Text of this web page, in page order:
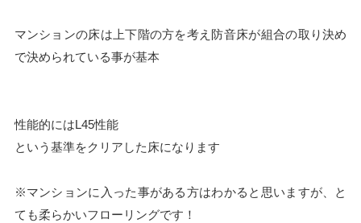
マンションの床は上下階の方を考え防音床が組合の取り決め
で決められている事が基本
性能的にはL45性能
という基準をクリアした床になります
※マンションに入った事がある方はわかると思いますが、と
ても柔らかいフローリングです！